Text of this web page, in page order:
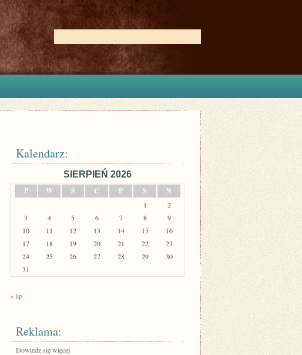
Kalendarz:
SIERPIEŃ 2026
P
W Ś C P S N
1
2
3
4 5 6 7 8
9
10
11 12 13 14 15
16
17
18 19 20 21 22
23
24
25 26 27 28 29
30
31
« lip
Reklama:
Dowiedz się więcej